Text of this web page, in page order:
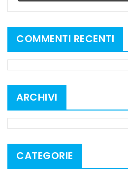
COMMENTI RECENTI
ARCHIVI
CATEGORIE